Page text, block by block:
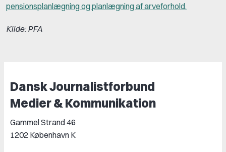
pensionsplanlægning og planlægning af arveforhold.
Kilde: PFA
Dansk Journalistforbund
Medier & Kommunikation
Gammel Strand 46
1202 København K